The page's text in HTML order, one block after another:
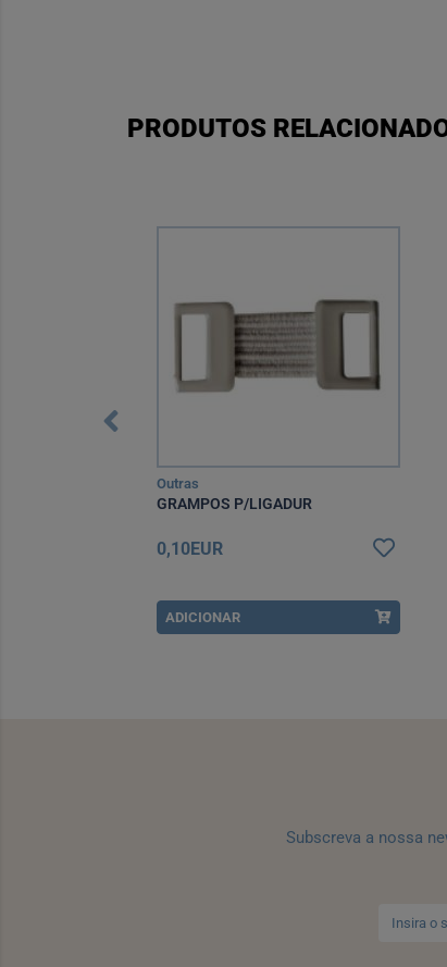
PRODUTOS
Outras
GRAMPOS P/LIGADUR
0,10EUR
ADICIONAR
Subscreva a nossa